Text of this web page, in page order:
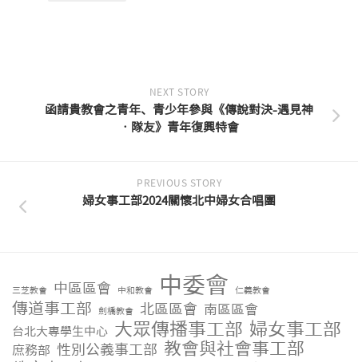
NEXT STORY
函請貴教會之青年、青少年參與《傳說對決-遇見神
•隊友》青年復興特會
PREVIOUS STORY
婦女事工部2024關懷北中婦女合唱團
三芝教會 中區區會 中和教會 中委會 仁義教會
傳道事工部 劍橋教會 北區區會 南區區會
台北大專學生中心 大眾傳播事工部 婦女事工部
庶務部 性別公義事工部 教會與社會事工部